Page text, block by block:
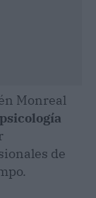
Monreal
de